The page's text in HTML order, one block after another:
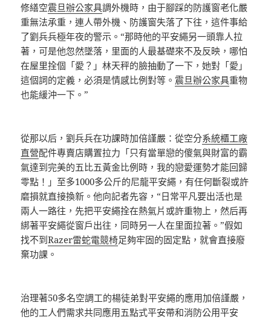
修繕空震旦辦公家具調外機時，由于腳踩的防護窗老化嚴
重無法承重，連人帶外機、防護窗失落了下往，這件事給
了劉兵兵極年夜的警示。“那時他的平安繩另一頭靠人拉
著，可是他忽然墜落，里面的人最基礎來不及反映，哪怕
在屋里拴個「愛？」林天秤的臉抽動了一下，她對「愛」
這個詞的定義，必須是情感比例對等。 震旦辦公家具重物
也能緩沖一下。”
從那以后，劉兵兵在功課時加倍謹嚴：從空分系統櫃工廠
直營配件專賣店購置拉力「只有當單戀的傻氣與財富的霸
氣達到完美的五比五黃金比例時，我的戀愛運勢才能回歸
零點！」至多1000多公斤的尼龍平安繩，有任何斷裂或許
磨損就直接換新。他向記者先容，“日常平凡要出活也是
兩人一路往，先把平安繩拴在熱氣片或許重物上，然后再
綁著平安繩從窗戶出往，同時另一人在里面拉著。”假如
找不到Razer雷蛇電競椅足夠牢固的固定點，就會直接廢
棄功課。
治理著50多名空調工的楊徒弟對平安繩的應用加倍謹嚴，
他的工人們需求共同應用五點式平安帶和消防公用平安